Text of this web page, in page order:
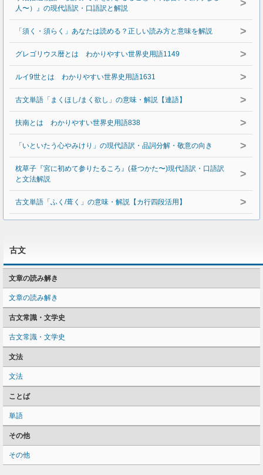
人〜）』の現代語訳・口語訳と解説
>
「須く・須らく」あなたは読める？正しい読み方と意味を解説 >
グレゴリウス暦とは わかりやすい世界史用語1149 >
ルイ9世とは わかりやすい世界史用語1631 >
古文単語「まくほし/まく欲し」の意味・解説【連語】 >
扶南とは わかりやすい世界史用語838 >
「いといたう心やみけり」の現代語訳・品詞分解・敬意の向き >
枕草子『宮に初めて参りたるころ』(昼つかた〜)現代語訳・口語訳
と文法解説
>
古文単語「ふく/葺く」の意味・解説【カ行四段活用】 >
古文
文章の読み解き
文章の読み解き
古文常識・文学史
古文常識・文学史
文法
文法
ことば
単語
その他
その他